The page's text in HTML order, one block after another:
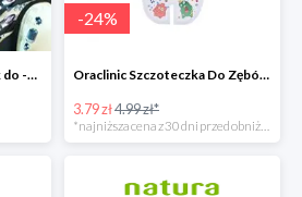
Halloweenowy niezbędnik do -60% taniej
-24%
Oraclinic Szczoteczka Do Zębów Dla Dzieci 0-3 Lata Bardzo Miękka -24%
3.79 zł4.99 zł*